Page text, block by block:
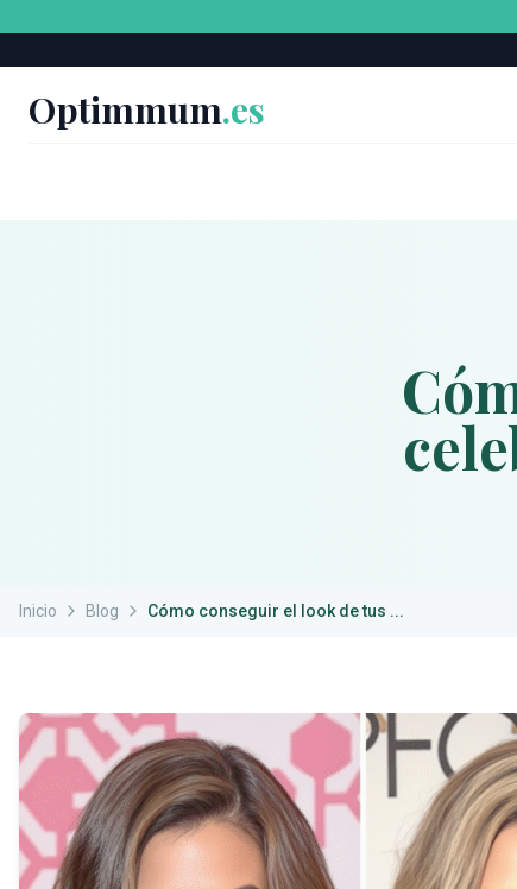
Optimmum.es
Inicio Blog Cómo conseguir el look de tus ...